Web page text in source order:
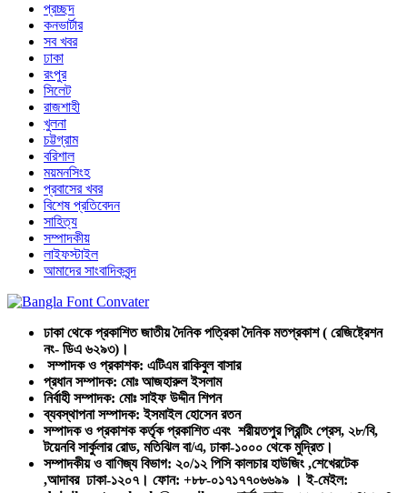
প্রচ্ছদ
কনভার্টার
সব খবর
ঢাকা
রংপুর
সিলেট
রাজশাহী
খুলনা
চট্টগ্রাম
বরিশাল
ময়মনসিংহ
প্রবাসের খবর
বিশেষ প্রতিবেদন
সাহিত্য
সম্পাদকীয়
লাইফস্টাইল
আমাদের সাংবাদিকবৃন্দ
ঢাকা থেকে প্রকাশিত জাতীয় দৈনিক পত্রিকা দৈনিক মতপ্রকাশ ( রেজিষ্ট্রেশন
নং- ডিএ ৬২৯৩)।
সম্পাদক ও প্রকাশক: এটিএম রাকিবুল বাসার
প্রধান সম্পাদক: মোঃ আজহারুল ইসলাম
নির্বাহী সম্পাদক: মোঃ সাইফ উদ্দীন শিপন
ব্যবস্থাপনা সম্পাদক: ইসমাইল হোসেন রতন
সম্পাদক ও প্রকাশক কর্তৃক প্রকাশিত এবং শরীয়তপুর প্রিন্টিং প্রেস, ২৮/বি,
টয়েনবি সার্কুলার রোড, মতিঝিল বা/এ, ঢাকা-১০০০ থেকে মুদ্রিত।
সম্পাদকীয় ও বাণিজ্য বিভাগ: ২০/১২ পিসি কালচার হাউজিং ,শেখেরটেক
,আদাবর ঢাকা-১২০৭। ফোন: +৮৮-০১৭১৭৭০৬৬৯৯ । ই-মেইল: